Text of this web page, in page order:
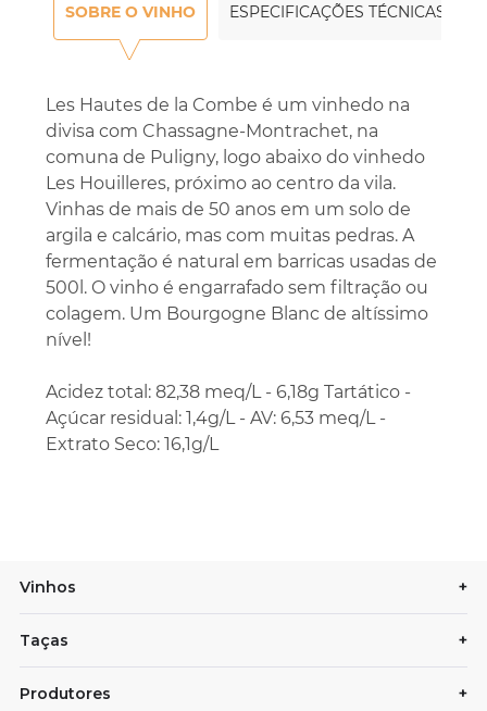
SOBRE O VINHO ESPECIFICAÇÕES TÉCNICAS
Les Hautes de la Combe é um vinhedo na
divisa com Chassagne-Montrachet, na
comuna de Puligny, logo abaixo do vinhedo
Les Houilleres, próximo ao centro da vila.
Vinhas de mais de 50 anos em um solo de
argila e calcário, mas com muitas pedras. A
fermentação é natural em barricas usadas de
500l. O vinho é engarrafado sem filtração ou
colagem. Um Bourgogne Blanc de altíssimo
nível!
Acidez total: 82,38 meq/L - 6,18g Tartático -
Açúcar residual: 1,4g/L - AV: 6,53 meq/L -
Extrato Seco: 16,1g/L
Vinhos +
Taças +
Produtores +